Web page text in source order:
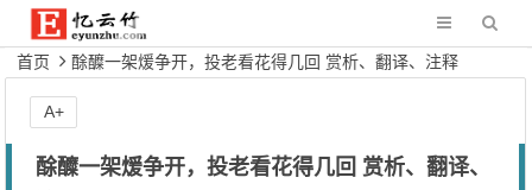
首页 酴醾一架煖争开，投老看花得几回 赏析、翻译、注释
酴醾一架煖争开，投老看花得几回 赏析、翻译、
A+